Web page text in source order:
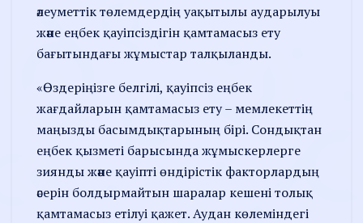
әлеуметтік төлемдердің уақытылы аударылуы
және еңбек қауіпсіздігін қамтамасыз ету
бағытындағы жұмыстар талқыланды.
«Өздеріңізге белгілі, қауіпсіз еңбек
жағдайларын қамтамасыз ету – мемлекеттің
маңызды басымдықтарының бірі. Сондықтан
еңбек қызметі барысында жұмыскерлерге
зиянды және қауіпті өндірістік факторлардың
әсерін болдырмайтын шаралар кешені толық
қамтамасыз етілуі қажет. Аудан көлеміндегі